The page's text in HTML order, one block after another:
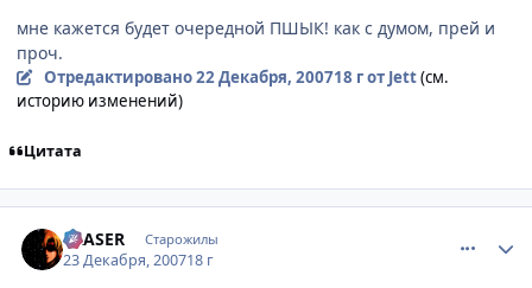
мне кажется будет очередной ПШЫК! как с думом, прей и
проч.
Отредактировано22 Декабря, 200718 гот Jett(см.
историю изменений)
Цитата
ERASER Старожилы
23 Декабря, 200718 г